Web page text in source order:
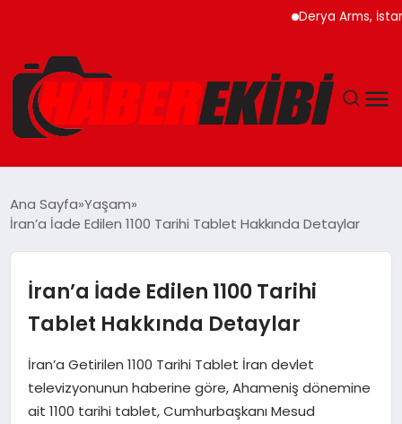
Derya Arms, İstanbul
EĞITIM
EKONOMI
Ana Sayfa Yaşam
İran’a İade Edilen 1100 Tarihi Tablet Hakkında Detaylar
İran’a İade Edilen 1100 Tarihi
Tablet Hakkında Detaylar
İran’a Getirilen 1100 Tarihi Tablet İran devlet
televizyonunun haberine göre, Ahameniş dönemine
ait 1100 tarihi tablet, Cumhurbaşkanı Mesud